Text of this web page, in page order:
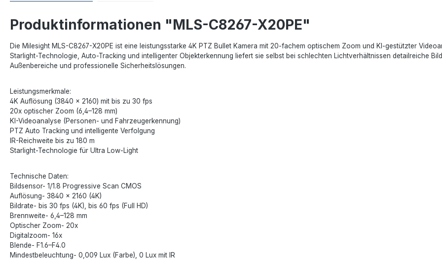
Produktinformationen "MLS-C8267-X20PE"
Die Milesight MLS-C8267-X20PE ist eine leistungsstarke 4K PTZ Bullet Kamera mit 20-fachem optischem Zoom und KI-gestützter
Starlight-Technologie, Auto-Tracking und intelligenter Objekterkennung liefert sie selbst bei schlechten Lichtverhältnissen detailreiche
Außenbereiche und professionelle Sicherheitslösungen.
Leistungsmerkmale:
4K Auflösung (3840 × 2160) mit bis zu 30 fps
20x optischer Zoom (6,4–128 mm)
KI-Videoanalyse (Personen- und Fahrzeugerkennung)
PTZ Auto Tracking und intelligente Verfolgung
IR-Reichweite bis zu 180 m
Starlight-Technologie für Ultra Low-Light
Technische Daten:
Bildsensor- 1/1.8 Progressive Scan CMOS
Auflösung- 3840 × 2160 (4K)
Bildrate- bis 30 fps (4K), bis 60 fps (Full HD)
Brennweite- 6,4–128 mm
Optischer Zoom- 20x
Digitalzoom- 16x
Blende- F1.6–F4.0
Mindestbeleuchtung- 0,009 Lux (Farbe), 0 Lux mit IR